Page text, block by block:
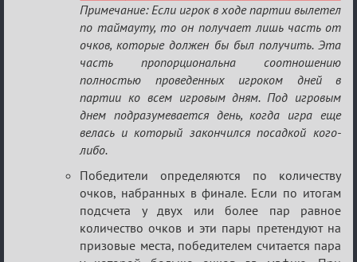
Примечание: Если игрок в ходе партии вылетел
по таймауту, то он получает лишь часть от
очков, которые должен бы был получить. Эта
часть пропорциональна соотношению
полностью проведенных игроком дней в
партии ко всем игровым дням. Под игровым
днем подразумевается день, когда игра еще
велась и который закончился посадкой кого-
либо.
Победители определяются по количеству
очков, набранных в финале. Если по итогам
подсчета у двух или более пар равное
количество очков и эти пары претендуют на
призовые места, победителем считается пара